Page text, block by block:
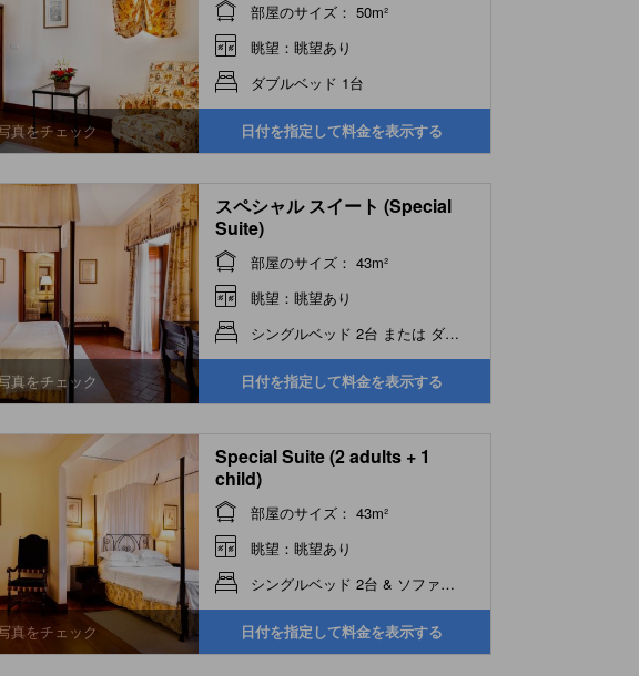
真をチェック
部屋のサイズ： 50m²
眺望：眺望あり
ダブルベッド 1台
日付を指定して料金を表示する
真をチェック
スペシャル スイート (Special
Suite)
部屋のサイズ： 43m²
眺望：眺望あり
シングルベッド 2台 または ダブルベッド 1台
日付を指定して料金を表示する
真をチェック
Special Suite (2 adults + 1
child)
部屋のサイズ： 43m²
眺望：眺望あり
シングルベッド 2台 & ソファーベッド 1台
日付を指定して料金を表示する